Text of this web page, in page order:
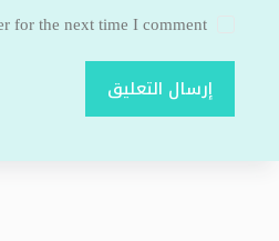
for the next time I comment.
إرسال التعليق